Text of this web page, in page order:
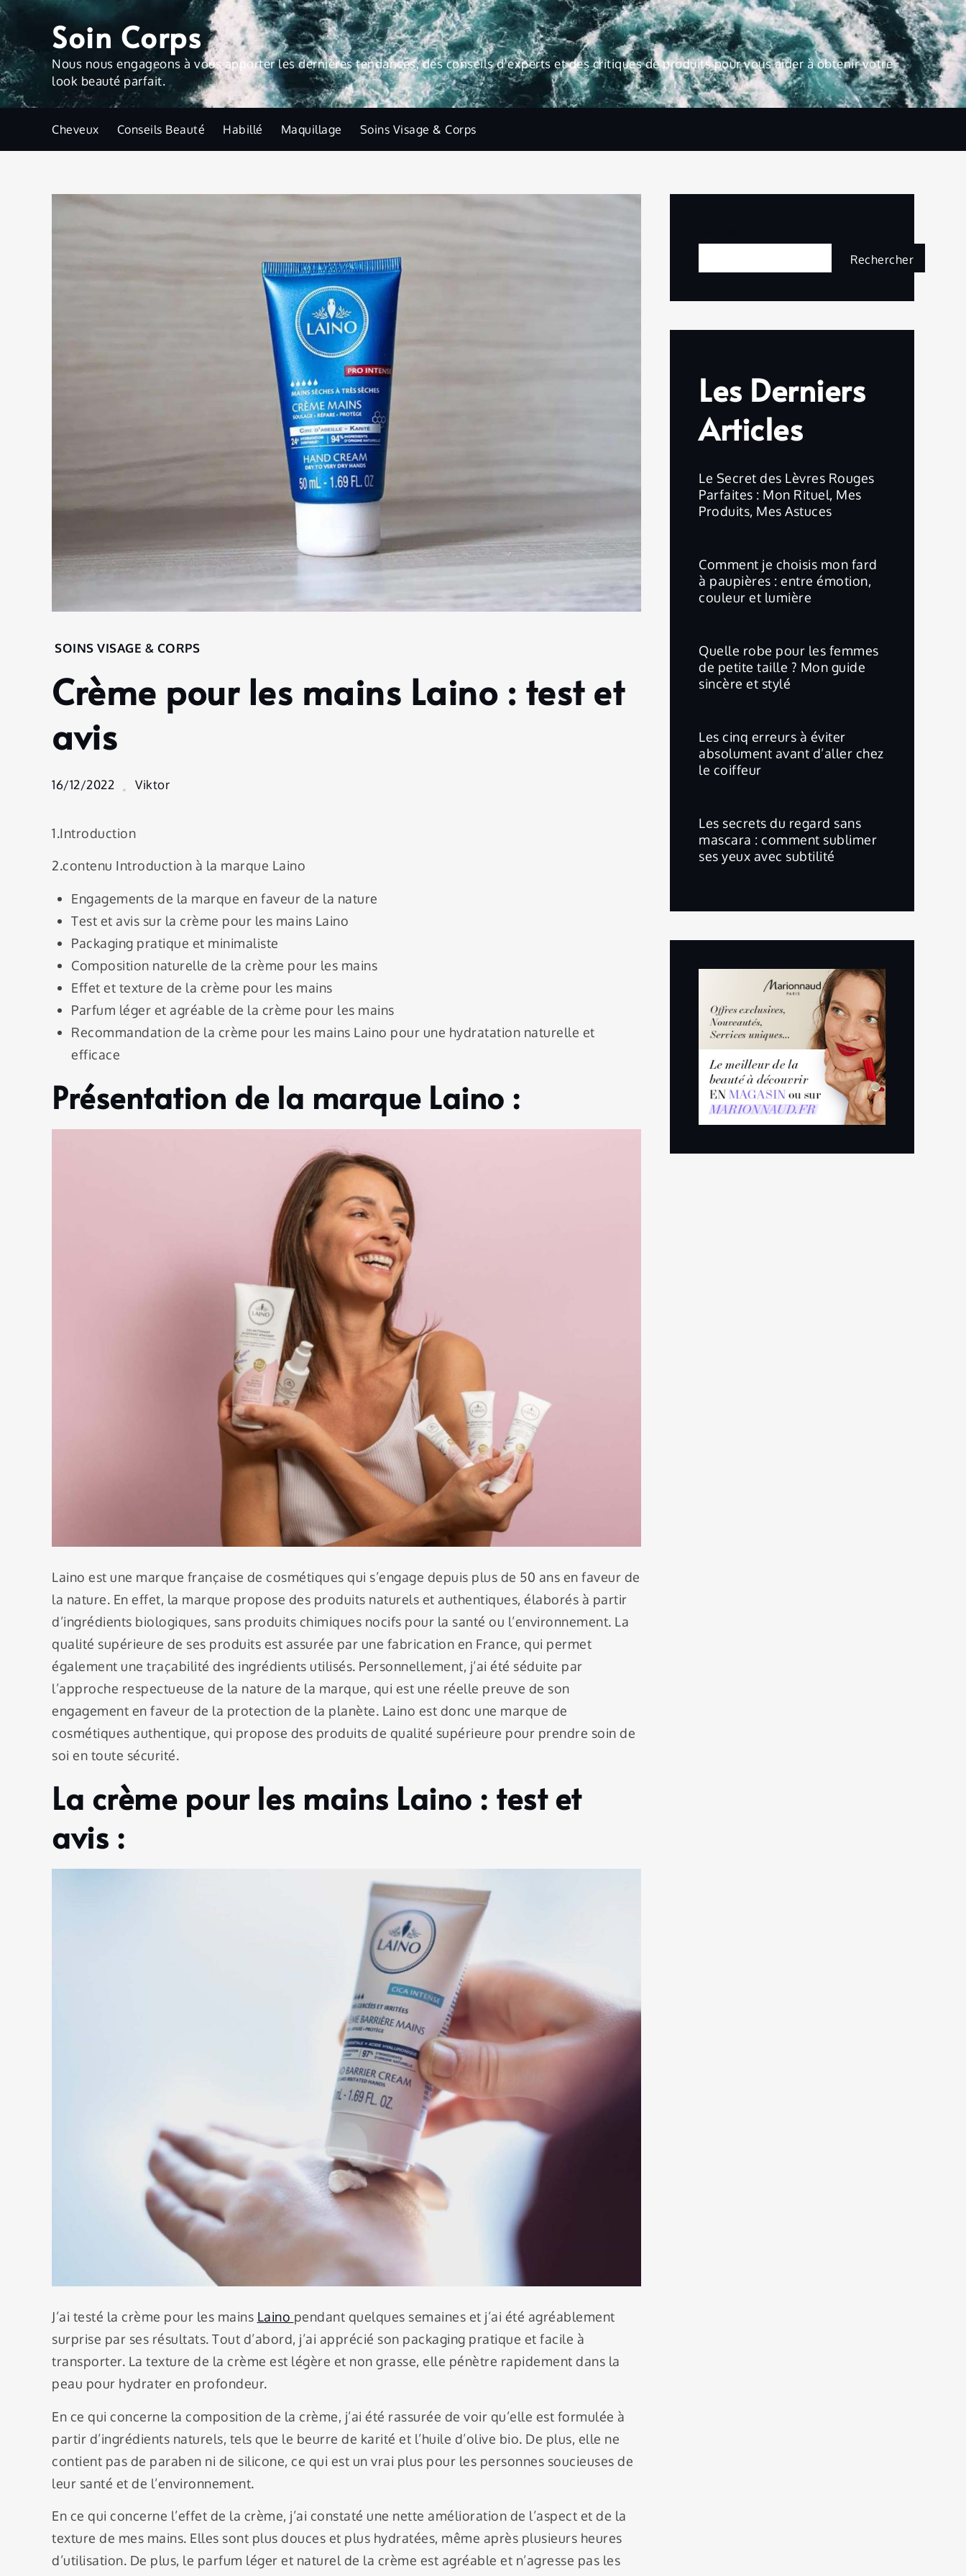
Skip
content
Soin Corps
Nous nous engageons à vous apporter les dernières tendances, des conseils d'experts et des critiques de produits pour vous aider à obtenir votre
look beauté parfait.
Cheveux Conseils Beauté Habillé Maquillage Soins Visage & Corps
Home
Visage
&
Crème
pour
mains
avis
SOINS VISAGE & CORPS
Crème pour les mains Laino : test et
avis
16/12/2022 Viktor
1.Introduction
2.contenu Introduction à la marque Laino
Engagements de la marque en faveur de la nature
Test et avis sur la crème pour les mains Laino
Packaging pratique et minimaliste
Composition naturelle de la crème pour les mains
Effet et texture de la crème pour les mains
Parfum léger et agréable de la crème pour les mains
Recommandation de la crème pour les mains Laino pour une hydratation naturelle et
efficace
Présentation de la marque Laino :
Laino est une marque française de cosmétiques qui s’engage depuis plus de 50 ans en faveur de
la nature. En effet, la marque propose des produits naturels et authentiques, élaborés à partir
d’ingrédients biologiques, sans produits chimiques nocifs pour la santé ou l’environnement. La
qualité supérieure de ses produits est assurée par une fabrication en France, qui permet
également une traçabilité des ingrédients utilisés. Personnellement, j’ai été séduite par
l’approche respectueuse de la nature de la marque, qui est une réelle preuve de son
engagement en faveur de la protection de la planète. Laino est donc une marque de
cosmétiques authentique, qui propose des produits de qualité supérieure pour prendre soin de
soi en toute sécurité.
La crème pour les mains Laino : test et
avis :
J’ai testé la crème pour les mains Laino pendant quelques semaines et j’ai été agréablement
surprise par ses résultats. Tout d’abord, j’ai apprécié son packaging pratique et facile à
transporter. La texture de la crème est légère et non grasse, elle pénètre rapidement dans la
peau pour hydrater en profondeur.
En ce qui concerne la composition de la crème, j’ai été rassurée de voir qu’elle est formulée à
partir d’ingrédients naturels, tels que le beurre de karité et l’huile d’olive bio. De plus, elle ne
contient pas de paraben ni de silicone, ce qui est un vrai plus pour les personnes soucieuses de
leur santé et de l’environnement.
En ce qui concerne l’effet de la crème, j’ai constaté une nette amélioration de l’aspect et de la
texture de mes mains. Elles sont plus douces et plus hydratées, même après plusieurs heures
d’utilisation. De plus, le parfum léger et naturel de la crème est agréable et n’agresse pas les
Rechercher
Les Derniers
Articles
Le Secret des Lèvres Rouges
Parfaites : Mon Rituel, Mes
Produits, Mes Astuces
Comment je choisis mon fard
à paupières : entre émotion,
couleur et lumière
Quelle robe pour les femmes
de petite taille ? Mon guide
sincère et stylé
Les cinq erreurs à éviter
absolument avant d’aller chez
le coiffeur
Les secrets du regard sans
mascara : comment sublimer
ses yeux avec subtilité